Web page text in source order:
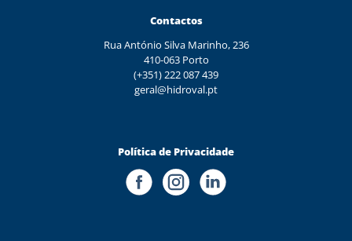
Contactos
Rua António Silva Marinho, 236
410-063 Porto
(+351) 222 087 439
geral@hidroval.pt
Política de Privacidade